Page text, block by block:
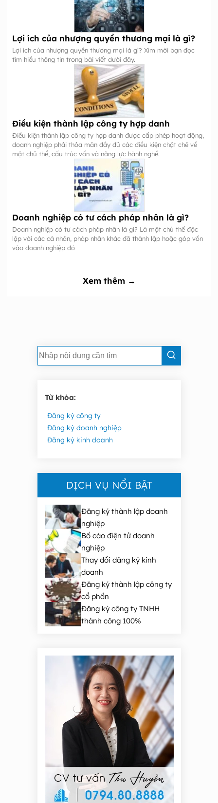
Lợi ích của nhượng quyền thương mại là gì?
Lợi ích của nhượng quyền thương mại là gì? Xim mời bạn đọc
tìm hiểu thông tin trong bài viết dưới đây.
Điều kiện thành lập công ty hợp danh
Điều kiện thành lập công ty hợp danh được cấp phép hoạt động,
doanh nghiệp phải thỏa mãn đầy đủ các điều kiện chặt chẽ về
mặt chủ thể, cấu trúc vốn và năng lực hành nghề.
Doanh nghiệp có tư cách pháp nhân là gì?
Doanh nghiệp có tư cách pháp nhân là gì? Là một chủ thể độc
lập với các cá nhân, pháp nhân khác đã thành lập hoặc góp vốn
vào doanh nghiệp đó
Xem thêm →
Từ khóa:
Đăng ký công ty
Đăng ký doanh nghiệp
Đăng ký kinh doanh
DỊCH VỤ NỔI BẬT
Đăng ký thành lập doanh
nghiệp
Bố cáo điện tử doanh
nghiệp
Thay đổi đăng ký kinh
doanh
Đăng ký thành lập công ty
cổ phần
Đăng ký công ty TNHH
thành công 100%